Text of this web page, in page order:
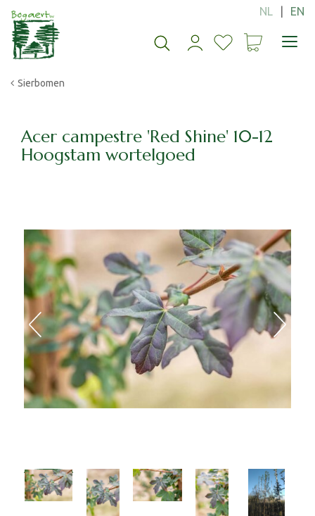
Sierbomen
Acer campestre 'Red Shine' 10-12
Hoogstam wortelgoed